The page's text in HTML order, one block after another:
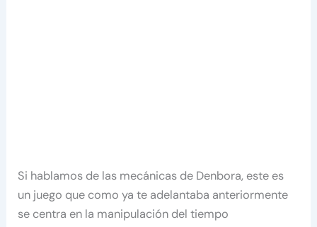
Si hablamos de las mecánicas de Denbora, este es
un juego que como ya te adelantaba anteriormente
se centra en la manipulación del tiempo